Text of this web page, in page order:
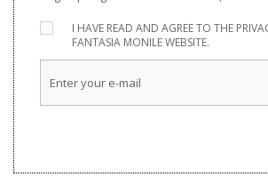
I HAVE READ AND AGREE TO THE
FANTASIA MONILE WEBSITE.